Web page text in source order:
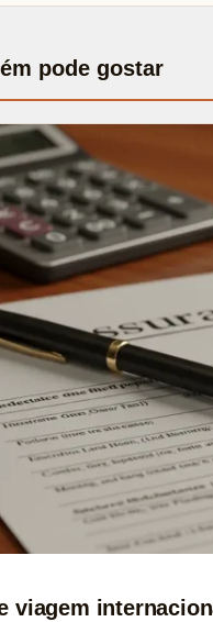
pode gostar
viagem